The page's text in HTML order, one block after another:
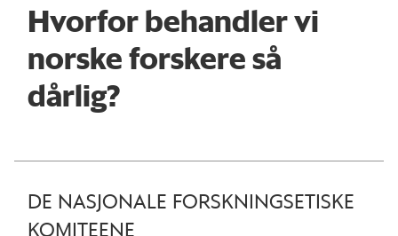
Hvorfor behandler vi
norske forskere så
dårlig?
DE NASJONALE FORSKNINGSETISKE
KOMITEENE